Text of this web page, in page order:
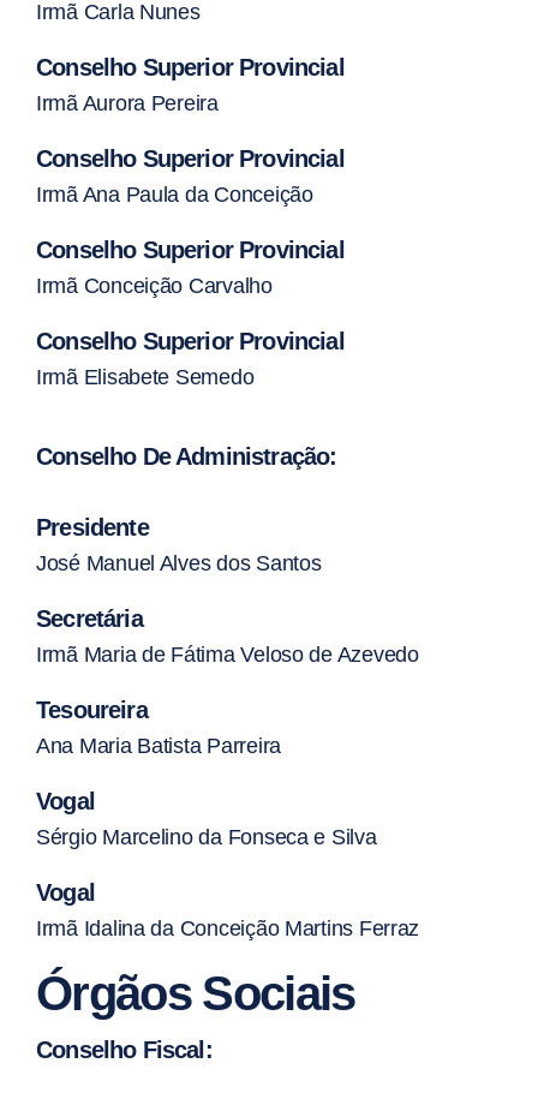
Irmã Carla Nunes
Conselho Superior Provincial
Irmã Aurora Pereira
Conselho Superior Provincial
Irmã Ana Paula da Conceição
Conselho Superior Provincial
Irmã Conceição Carvalho
Conselho Superior Provincial
Irmã Elisabete Semedo
Conselho De Administração:
Presidente
José Manuel Alves dos Santos
Secretária
Irmã Maria de Fátima Veloso de Azevedo
Tesoureira
Ana Maria Batista Parreira
Vogal
Sérgio Marcelino da Fonseca e Silva
Vogal
Irmã Idalina da Conceição Martins Ferraz
Órgãos Sociais
Conselho Fiscal: